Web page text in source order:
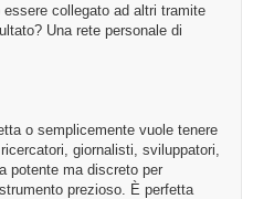
essere collegato ad altri tramite
Una rete personale di
o semplicemente vuole tenere
giornalisti, sviluppatori,
potente ma discreto per
prezioso. È perfetta